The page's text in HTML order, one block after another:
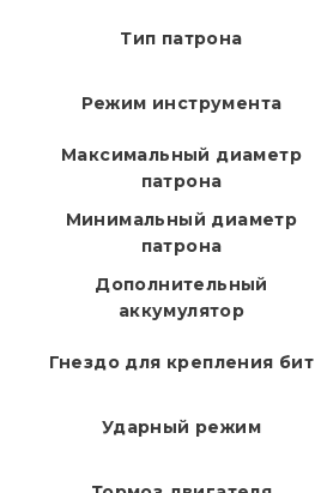
Тип патрона
Режим инструмента
Максимальный диаметр
патрона
Минимальный диаметр
патрона
Дополнительный
аккумулятор
Гнездо для крепления бит
Ударный режим